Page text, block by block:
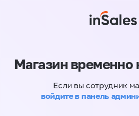
Магазин временно
Если вы сотрудник
войдите в панель